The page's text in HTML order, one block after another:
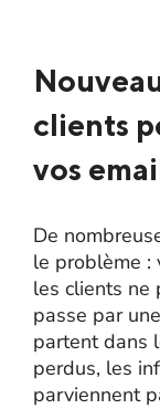
clients
vos
De
le problème :
les clients ne
passe par
partent dans
perdus, les
parviennent